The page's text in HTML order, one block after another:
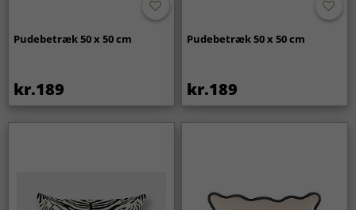
Pudebetræk 50 x 50 cm
kr.189
Pudebetræk 50 x 50 cm
kr.189